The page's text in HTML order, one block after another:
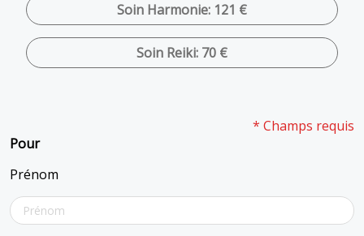
Soin Harmonie: 121 €
Soin Reiki: 70 €
* Champs requis
Pour
Prénom